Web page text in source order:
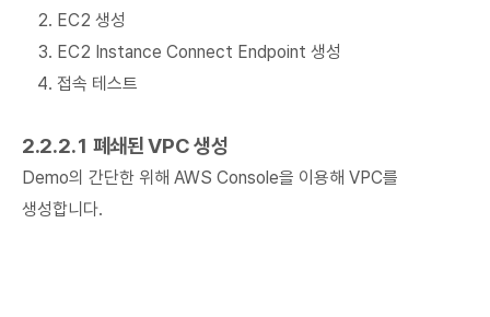
EC2 생성
EC2 Instance Connect Endpoint 생성
접속 테스트
2.2.2.1 폐쇄된 VPC 생성
Demo의 간단한 위해 AWS Console을 이용해 VPC를
생성합니다.